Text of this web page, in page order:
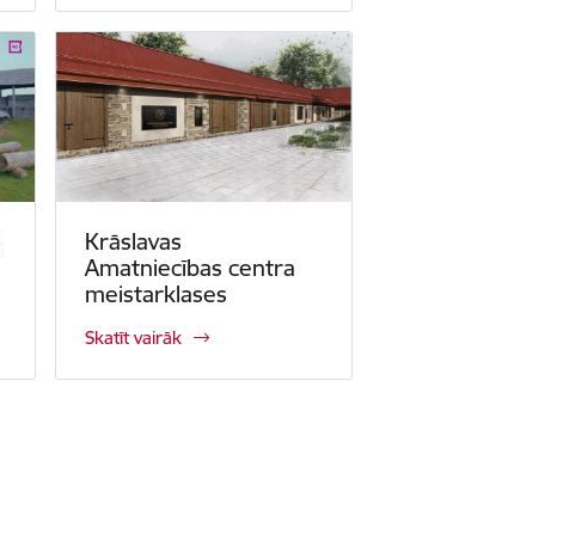
Krāslavas
Amatniecības centra
meistarklases
Skatīt vairāk